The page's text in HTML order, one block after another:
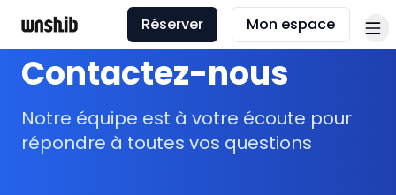
Réserver Mon espace
Contactez-nous
Notre équipe est à votre écoute pour
répondre à toutes vos questions